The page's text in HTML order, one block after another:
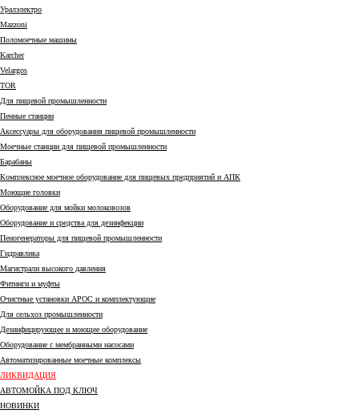
Уралэлектро
Mazzoni
Поломоечные машины
Karcher
Velargos
TOR
Для пищевой промышленности
Пенные станции
Аксессуары для оборудования пищевой промышленности
Моечные станции для пищевой промышленности
Барабаны
Комплексное моечное оборудование для пищевых предприятий и АПК
Моющие головки
Оборудование для мойки молоковозов
Оборудование и средства для дезинфекции
Пеногенераторы для пищевой промышленности
Гидравлика
Магистрали высокого давления
Фитинги и муфты
Очистные установки АРОС и комплектующие
Для сельхоз промышленности
Дезинфицирующее и моющее оборудование
Оборудование с мембранными насосами
Автоматизированные моечные комплексы
ЛИКВИДАЦИЯ
АВТОМОЙКА ПОД КЛЮЧ
НОВИНКИ